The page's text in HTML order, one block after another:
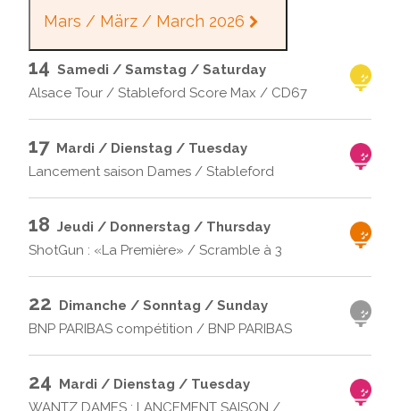
Mars / März / March 2026
14 Samedi / Samstag / Saturday
Alsace Tour / Stableford Score Max / CD67
17Mardi / Dienstag / Tuesday
Lancement saison Dames / Stableford
18 Jeudi / Donnerstag / Thursday
ShotGun : «La Première» / Scramble à 3
22 Dimanche / Sonntag / Sunday
BNP PARIBAS compétition / BNP PARIBAS
24 Mardi / Dienstag / Tuesday
WANTZ DAMES : LANCEMENT SAISON /